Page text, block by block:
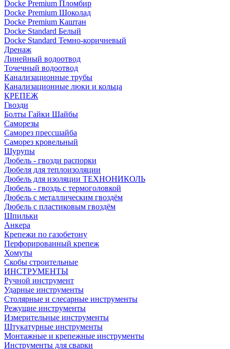
Docke Premium Пломбир
Docke Premium Шоколад
Docke Premium Каштан
Docke Standard Белый
Docke Standard Темно-коричневый
Дренаж
Линейный водоотвод
Точечный водоотвод
Канализационные трубы
Канализационные люки и кольца
КРЕПЕЖ
Гвозди
Болты Гайки Шайбы
Саморезы
Саморез прессшайба
Саморез кровельный
Шурупы
Дюбель - гвозди распорки
Дюбеля для теплоизоляции
Дюбель для изоляции ТЕХНОНИКОЛЬ
Дюбель - гвоздь с термоголовкой
Дюбель с металлическим гвоздём
Дюбель с пластиковым гвоздём
Шпильки
Анкера
Крепежи по газобетону
Перфорированный крепеж
Хомуты
Скобы строительные
ИНСТРУМЕНТЫ
Ручной инструмент
Ударные инструменты
Столярные и слесарные инструменты
Режущие инструменты
Измерительные инструменты
Штукатурные инструменты
Монтажные и крепежные инструменты
Инструменты для сварки